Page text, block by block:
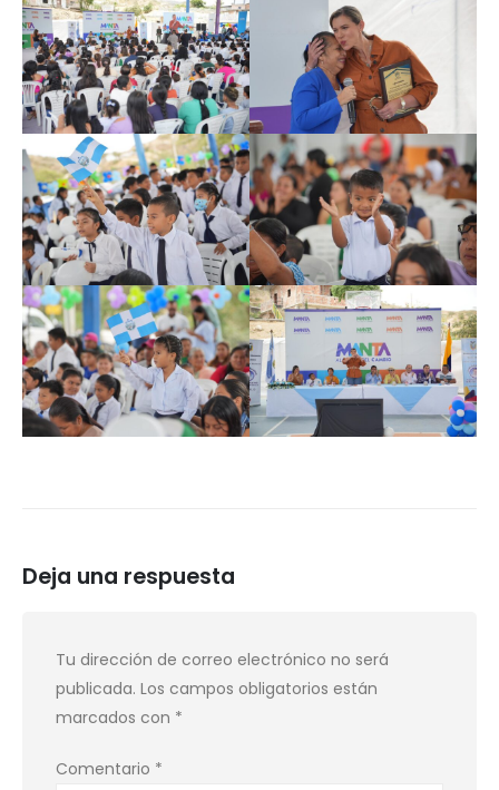
Deja una respuesta
Tu dirección de correo electrónico no será
publicada. Los campos obligatorios están
marcados con *
Comentario *